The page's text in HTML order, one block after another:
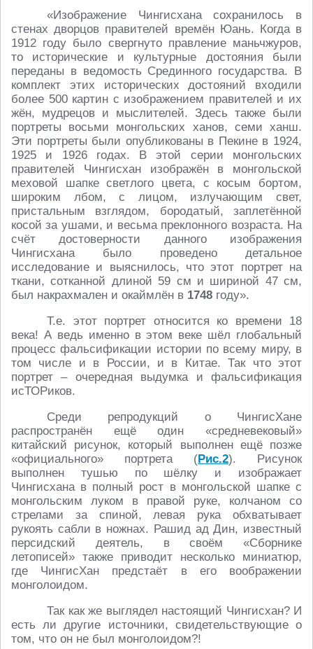
«Изображение Чингисхана сохранилось в
стенах дворцов правителей времён Юань. Когда в
1912 году было свергнуто правление маньчжуров,
то исторические и культурные достояния были
переданы в ведомость Срединного государства. В
комплект этих исторических достояний входили
более 500 картин с изображением правителей и их
жён, мудрецов и мыслителей. Здесь также были
портреты восьми монгольских ханов, семи ханш.
Эти портреты были опубликованы в Пекине в 1924,
1925 и 1926 годах. В этой серии монгольских
правителей Чингисхан изображён в монгольской
меховой шапке светлого цвета, с косым бортом,
широким лбом, с лицом, излучающим свет,
пристальным взглядом, бородатый, заплетённой
косой за ушами, и весьма преклонного возраста. На
счёт достоверности данного изображения
Чингисхана было проведено детальное
исследование и выяснилось, что этот портрет на
ткани, сотканной длиной 59 см и шириной 47 см,
был накрахмален и окаймлён в 1748 году».
Т.е. этот портрет относится ко времени 18
века! А ведь именно в этом веке шёл глобальный
процесс фальсификации истории по всему миру, в
том числе и в России, и в Китае. Так что этот
портрет – очередная выдумка и фальсификация
исТОРиков.
Среди репродукций о ЧингисХане
распространён ещё один «средневековый»
китайский рисунок, который выполнен ещё позже
«официального» портрета (Рис.2). Рисунок
выполнен тушью по шёлку и изображает
Чингисхана в полный рост в монгольской шапке с
монгольским луком в правой руке, колчаном со
стрелами за спиной, левая рука обхватывает
рукоять сабли в ножнах. Рашид ад Дин, известный
персидский деятель, в своём «Сборнике
летописей» также приводит несколько миниатюр,
где ЧингисХан предстаёт в его воображении
монголоидом.
Так как же выглядел настоящий Чингисхан? И
есть ли другие источники, свидетельствующие о
том, что он не был монголоидом?!